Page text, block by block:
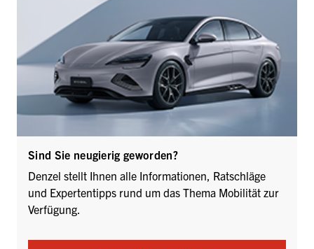
Sind Sie neugierig geworden?
Denzel stellt Ihnen alle Informationen, Ratschläge
und Expertentipps rund um das Thema Mobilität zur
Verfügung.